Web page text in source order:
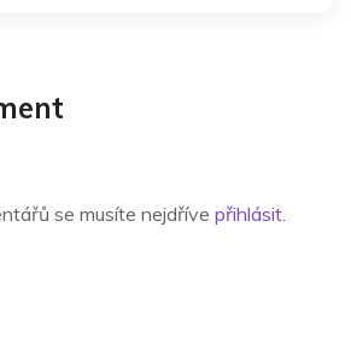
se musíte nejdříve přihlásit.